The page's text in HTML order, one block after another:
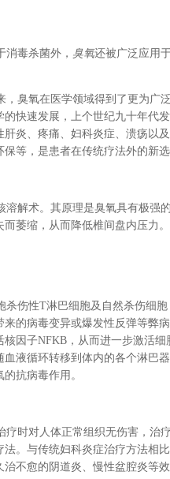
毒杀菌外， 臭氧还被广泛应用
臭氧在医学领域得到了更为广
快速发展，上个世纪九十年代
炎、疼痛、妇科炎症、溃疡以
等，是患者在传统疗法外的新选
溶解术。其原理是臭氧具有极强
萎缩，从而降低椎间盘内压力
伤性T淋巴细胞及自然杀伤细
的病毒变异或爆发性反弹等弊
因子NFKB，从而进一步激活
液循环转移到体内的各个淋巴
抗病毒作用。
时对人体正常组织无伤害，治
。与传统妇科炎症治疗方法相
不愈的阴道炎、慢性盆腔炎等效